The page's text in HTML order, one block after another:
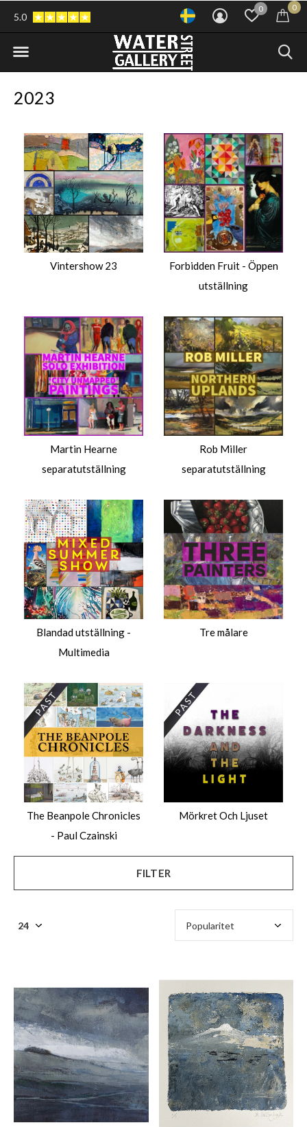
0 0
5.0
2023
Vintershow 23
Forbidden Fruit - Öppen
utställning
Martin Hearne
separatutställning
Rob Miller
separatutställning
Blandad utställning -
Multimedia
Tre målare
The Beanpole Chronicles
- Paul Czainski
Mörkret Och Ljuset
FILTER